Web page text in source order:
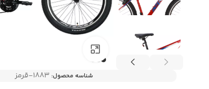
شناسه محصول: ۱۸۸۳-قرمز